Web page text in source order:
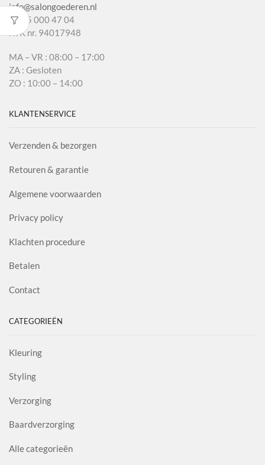
info@salongoederen.nl
T 085 000 47 04
KvK nr. 94017948
MA – VR : 08:00 – 17:00
ZA : Gesloten
ZO : 10:00 – 14:00
KLANTENSERVICE
Verzenden & bezorgen
Retouren & garantie
Algemene voorwaarden
Privacy policy
Klachten procedure
Betalen
Contact
CATEGORIEËN
Kleuring
Styling
Verzorging
Baardverzorging
Alle categorieën